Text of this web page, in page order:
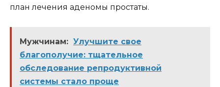
план лечения аденомы простаты.
Мужчинам: Улучшите свое
благополучие: тщательное
обследование репродуктивной
системы стало проще